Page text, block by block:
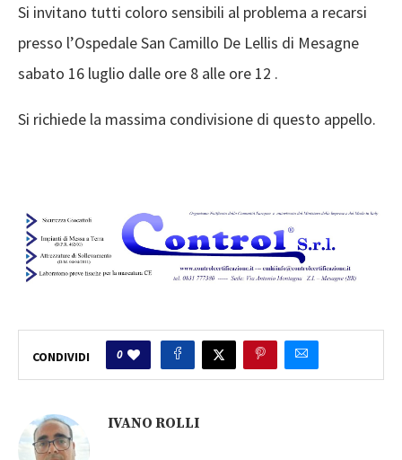
Si invitano tutti coloro sensibili al problema a recarsi
presso l’Ospedale San Camillo De Lellis di Mesagne
sabato 16 luglio dalle ore 8 alle ore 12 .
Si richiede la massima condivisione di questo appello.
CONDIVIDI 0
IVANO ROLLI